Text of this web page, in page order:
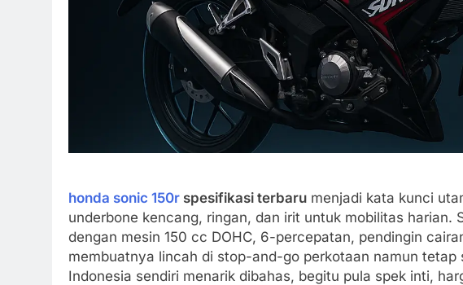
honda sonic 150r spesifikasi terbaru menjadi kata kunci
underbone kencang, ringan, dan irit untuk mobilitas harian.
dengan mesin 150 cc DOHC, 6-percepatan, pendingin
membuatnya lincah di stop-and-go perkotaan namun
Indonesia sendiri menarik dibahas, begitu pula spek inti,